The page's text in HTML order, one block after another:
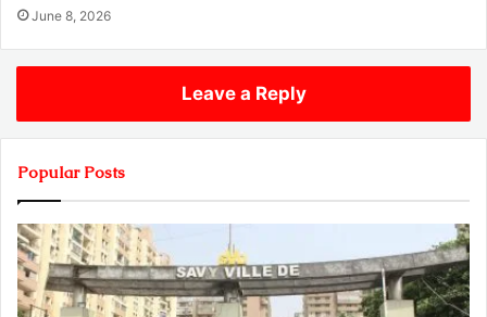
June 8, 2026
Leave a Reply
Popular Posts